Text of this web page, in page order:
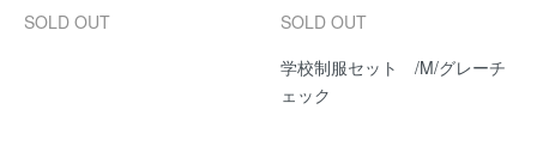
SOLD OUT
SOLD OUT
学校制服セット /M/グレーチ
ェック